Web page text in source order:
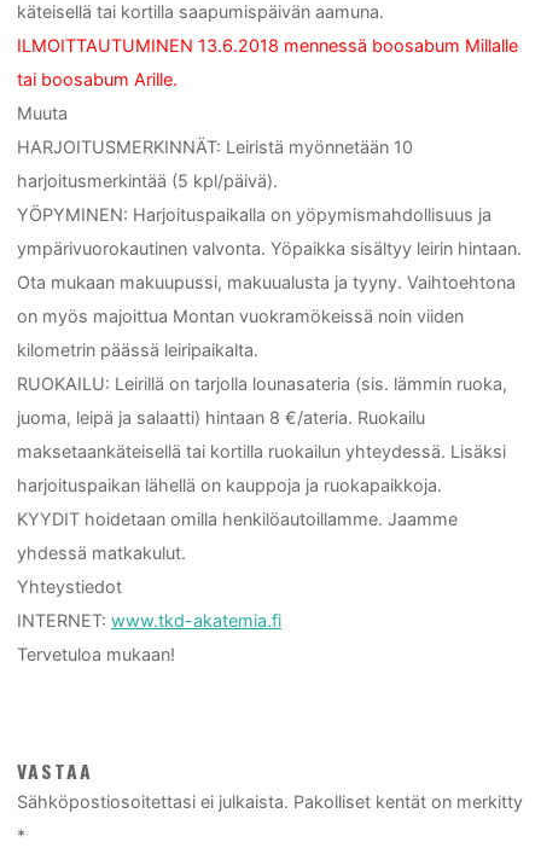
käteisellä tai kortilla saapumispäivän aamuna.
ILMOITTAUTUMINEN 13.6.2018 mennessä boosabum Millalle
tai boosabum Arille.
Muuta
HARJOITUSMERKINNÄT: Leiristä myönnetään 10
harjoitusmerkintää (5 kpl/päivä).
YÖPYMINEN: Harjoituspaikalla on yöpymismahdollisuus ja
ympärivuorokautinen valvonta. Yöpaikka sisältyy leirin hintaan.
Ota mukaan makuupussi, makuualusta ja tyyny. Vaihtoehtona
on myös majoittua Montan vuokramökeissä noin viiden
kilometrin päässä leiripaikalta.
RUOKAILU: Leirillä on tarjolla lounasateria (sis. lämmin ruoka,
juoma, leipä ja salaatti) hintaan 8 €/ateria. Ruokailu
maksetaankäteisellä tai kortilla ruokailun yhteydessä. Lisäksi
harjoituspaikan lähellä on kauppoja ja ruokapaikkoja.
KYYDIT hoidetaan omilla henkilöautoillamme. Jaamme
yhdessä matkakulut.
Yhteystiedot
INTERNET:www.tkd-akatemia.fi
Tervetuloa mukaan!
VASTAA
Sähköpostiosoitettasi ei julkaista. Pakolliset kentät on merkitty
*